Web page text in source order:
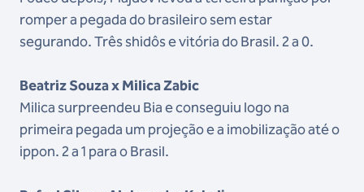
romper a pegada do brasileiro sem estar
segurando. Três shidôs e vitória do Brasil. 2 a 0.
Beatriz Souza x Milica Zabic
Milica surpreendeu Bia e conseguiu logo na
primeira pegada um projeção e a imobilização até o
ippon. 2 a 1 para o Brasil.